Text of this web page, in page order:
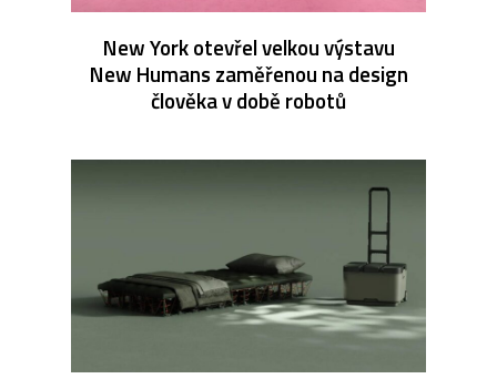
New York otevřel velkou výstavu
New Humans zaměřenou na design
člověka v době robotů